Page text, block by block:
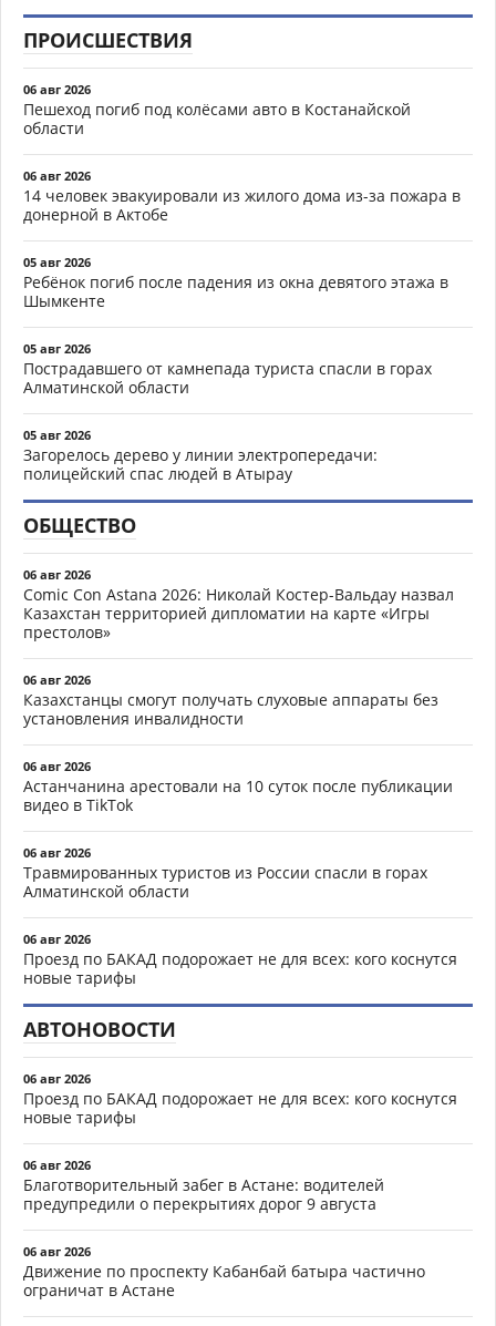
ПРОИСШЕСТВИЯ
06 авг 2026
Пешеход погиб под колёсами авто в Костанайской
области
06 авг 2026
14 человек эвакуировали из жилого дома из-за пожара в
донерной в Актобе
05 авг 2026
Ребёнок погиб после падения из окна девятого этажа в
Шымкенте
05 авг 2026
Пострадавшего от камнепада туриста спасли в горах
Алматинской области
05 авг 2026
Загорелось дерево у линии электропередачи:
полицейский спас людей в Атырау
ОБЩЕСТВО
06 авг 2026
Comic Con Astana 2026: Николай Костер-Вальдау назвал
Казахстан территорией дипломатии на карте «Игры
престолов»
06 авг 2026
Казахстанцы смогут получать слуховые аппараты без
установления инвалидности
06 авг 2026
Астанчанина арестовали на 10 суток после публикации
видео в TikTok
06 авг 2026
Травмированных туристов из России спасли в горах
Алматинской области
06 авг 2026
Проезд по БАКАД подорожает не для всех: кого коснутся
новые тарифы
АВТОНОВОСТИ
06 авг 2026
Проезд по БАКАД подорожает не для всех: кого коснутся
новые тарифы
06 авг 2026
Благотворительный забег в Астане: водителей
предупредили о перекрытиях дорог 9 августа
06 авг 2026
Движение по проспекту Кабанбай батыра частично
ограничат в Астане